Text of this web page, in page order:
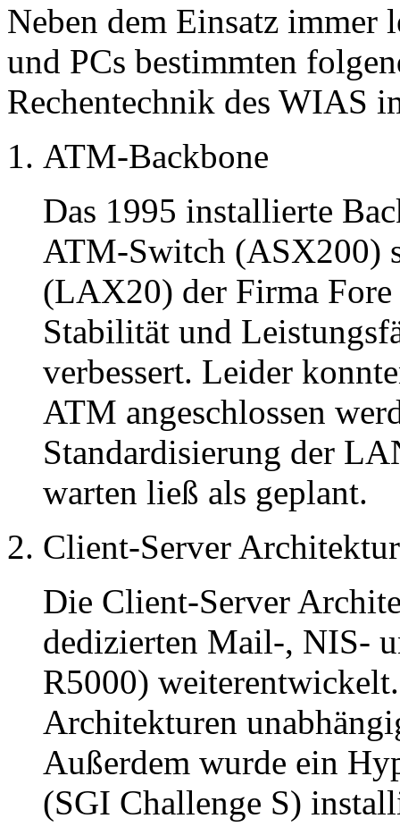
Neben dem Einsatz immer
und PCs bestimmten
Rechentechnik des WIAS
ATM-Backbone
Das 1995 installierte
ATM-Switch (ASX200)
(LAX20) der Firma
Stabilität und
verbessert. Leider
ATM angeschlossen
Standardisierung der
warten ließ als geplant.
Client-Server Architektur
Die Client-Server
dedizierten Mail-, NIS-
R5000)
Architekturen
Außerdem wurde ein
(SGI Challenge S)